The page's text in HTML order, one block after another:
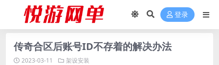
登录
传奇合区后账号ID不存着的解决办法
2023-03-11 架设安装